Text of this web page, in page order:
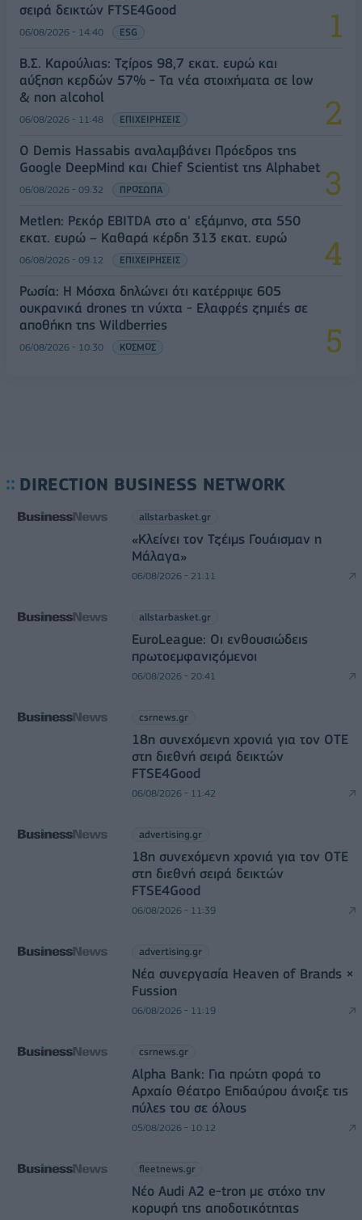
σειρά δεικτών FTSE4Good
06/08/2026 - 14:40 ESG
Β.Σ. Καρούλιας: Τζίρος 98,7 εκατ. ευρώ και
αύξηση κερδών 57% - Τα νέα στοιχήματα σε low
& non alcohol
06/08/2026 - 11:48 ΕΠΙΧΕΙΡΗΣΕΙΣ
Ο Demis Hassabis αναλαμβάνει Πρόεδρος της
Google DeepMind και Chief Scientist της Alphabet
06/08/2026 - 09:32 ΠΡΟΣΩΠΑ
Metlen: Ρεκόρ EBITDA στο α' εξάμηνο, στα 550
εκατ. ευρώ – Καθαρά κέρδη 313 εκατ. ευρώ
06/08/2026 - 09:12 ΕΠΙΧΕΙΡΗΣΕΙΣ
Ρωσία: Η Μόσχα δηλώνει ότι κατέρριψε 605
ουκρανικά drones τη νύχτα - Ελαφρές ζημιές σε
αποθήκη της Wildberries
06/08/2026 - 10:30 ΚΟΣΜΟΣ
DIRECTION BUSINESS NETWORK
allstarbasket.gr
«Κλείνει τον Τζέιμς Γουάισμαν η
Μάλαγα»
06/08/2026 - 21:11
allstarbasket.gr
EuroLeague: Οι ενθουσιώδεις
πρωτοεμφανιζόμενοι
06/08/2026 - 20:41
csrnews.gr
18η συνεχόμενη χρονιά για τον ΟΤΕ
στη διεθνή σειρά δεικτών
FTSE4Good
06/08/2026 - 11:42
advertising.gr
18η συνεχόμενη χρονιά για τον ΟΤΕ
στη διεθνή σειρά δεικτών
FTSE4Good
06/08/2026 - 11:39
advertising.gr
Νέα συνεργασία Heaven of Brands ×
Fussion
06/08/2026 - 11:19
csrnews.gr
Alpha Bank: Για πρώτη φορά το
Αρχαίο Θέατρο Επιδαύρου άνοιξε τις
πύλες του σε όλους
05/08/2026 - 10:12
fleetnews.gr
Νέο Audi A2 e-tron με στόχο την
κορυφή της αποδοτικότητας